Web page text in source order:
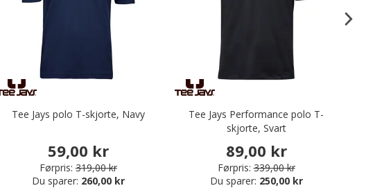
Tee Jays polo T-skjorte, Navy
59,00 kr
Førpris: 319,00 kr
Du sparer: 260,00 kr
Tee Jays Performance polo T-
skjorte, Svart
89,00 kr
Førpris: 339,00 kr
Du sparer: 250,00 kr